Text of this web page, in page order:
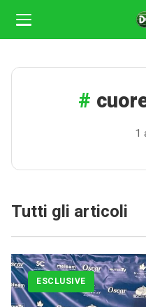
1
Tutti gli articoli
ESCLUSIVE